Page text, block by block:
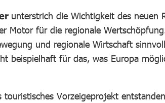
unterstrich die Wichtigkeit des neuen
Motor für die regionale
und regionale Wirtschaft
beispielhaft für das, was Europa
Vorzeigeprojekt